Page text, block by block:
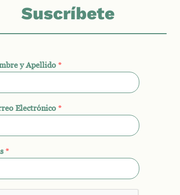
Suscríbete
y Apellido*
Electrónico*
*